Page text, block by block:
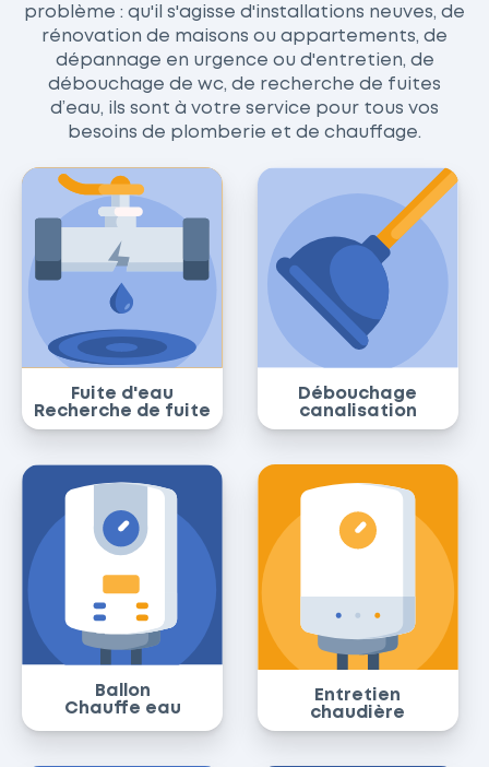
problème : qu'il s'agisse d'installations neuves, de
rénovation de maisons ou appartements, de
dépannage en urgence ou d'entretien, de
débouchage de wc, de recherche de fuites
d’eau, ils sont à votre service pour tous vos
besoins de plomberie et de chauffage.
Fuite d'eau
Recherche de fuite
Débouchage
canalisation
Ballon
Chauffe eau
Entretien
chaudière